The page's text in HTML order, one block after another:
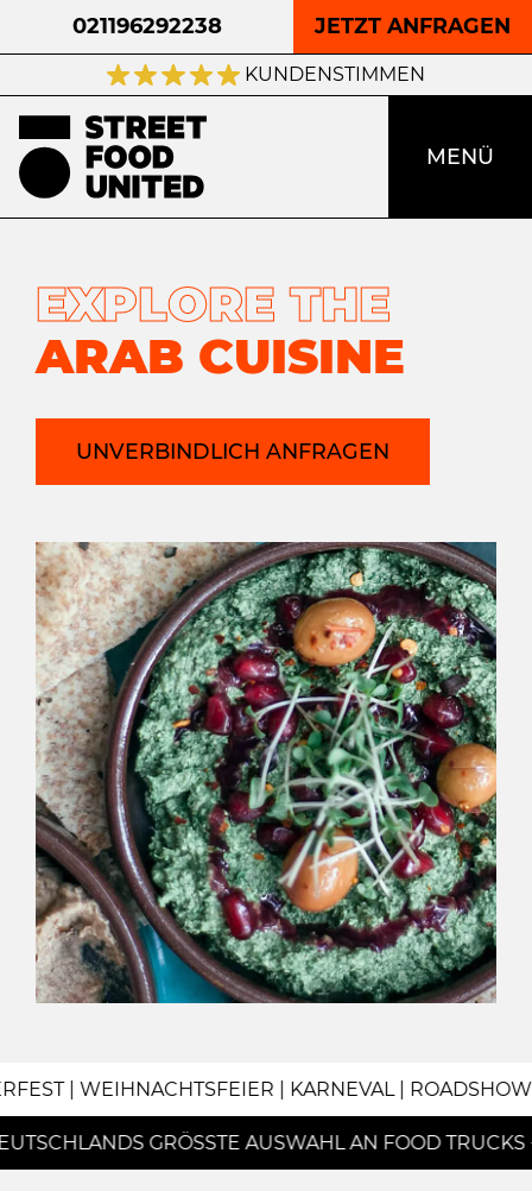
021196292238 JETZT ANFRAGEN
KUNDENSTIMMEN
MENÜ
EXPLORE THE
ARAB CUISINE
UNVERBINDLICH ANFRAGEN
| WEIHNACHTSFEIER | KARNEVAL |
GRÖSSTE AUSWAHL AN FOOD TRUCKS